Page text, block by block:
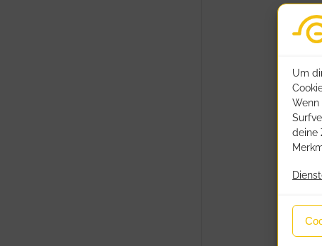
Um
Wenn
deine